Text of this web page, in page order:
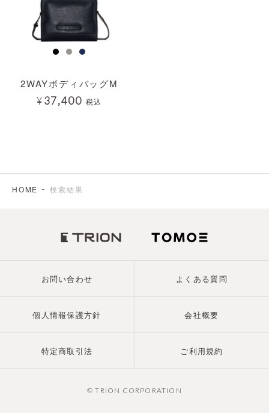
2WAYボディバッグM
¥37,400 税込
HOME 検索結果
お問い合わせ よくある質問
個人情報保護方針 会社概要
特定商取引法 ご利用規約
© TRION CORPORATION